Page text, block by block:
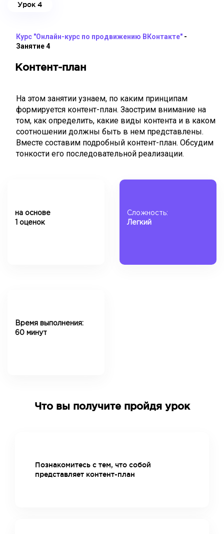
Урок 4
Курс "Онлайн-курс по продвижению ВКонтакте" -
Занятие 4
Контент-план
На этом занятии узнаем, по каким принципам
формируется контент-план. Заострим внимание на
том, как определить, какие виды контента и в каком
соотношении должны быть в нем представлены.
Вместе составим подробный контент-план. Обсудим
тонкости его последовательной реализации.
на основе
1 оценок
Сложность:
Легкий
Время выполнения:
60 минут
Что вы получите пройдя урок
Познакомитесь с тем, что собой
представляет контент-план